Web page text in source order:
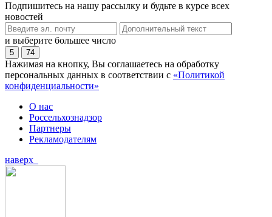
Подпишитесь на нашу рассылку и будьте в курсе всех
новостей
и выберите большее число
5 74
Нажимая на кнопку, Вы соглашаетесь на обработку
персональных данных в соответствии с «Политикой
конфиденциальности»
О нас
Россельхознадзор
Партнеры
Рекламодателям
наверх